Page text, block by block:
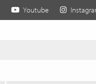
Youtube